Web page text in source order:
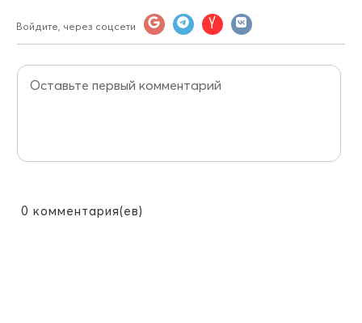
Войдите, через соцсети
0 комментария(ев)